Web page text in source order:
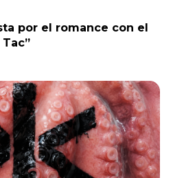
por el romance con el